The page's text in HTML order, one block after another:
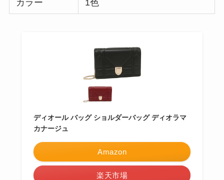
カラー 1色
ディオール バッグ ショルダーバッグ ディオラマ
カナージュ
Amazon
楽天市場